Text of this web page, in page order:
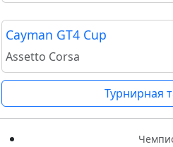
Cayman GT4 Cup
Assetto Corsa
Турнирная